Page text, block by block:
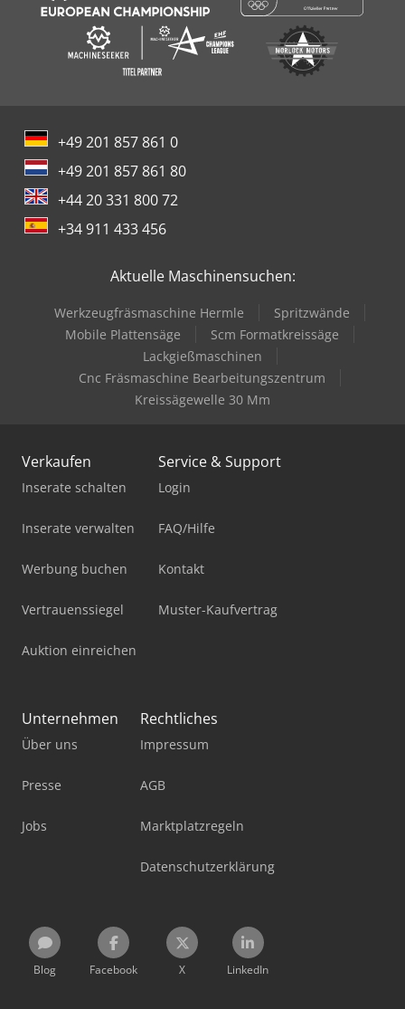
+49 201 857 861 0
+49 201 857 861 80
+44 20 331 800 72
+34 911 433 456
Aktuelle Maschinensuchen:
Werkzeugfräsmaschine Hermle
Spritzwände
Mobile Plattensäge
Scm Formatkreissäge
Lackgießmaschinen
Cnc Fräsmaschine Bearbeitungszentrum
Kreissägewelle 30 Mm
Verkaufen
Inserate schalten
Inserate verwalten
Werbung buchen
Vertrauenssiegel
Auktion einreichen
Service & Support
Login
FAQ/Hilfe
Kontakt
Muster-Kaufvertrag
Unternehmen
Über uns
Presse
Jobs
Rechtliches
Impressum
AGB
Marktplatzregeln
Datenschutzerklärung
Blog Facebook X LinkedIn